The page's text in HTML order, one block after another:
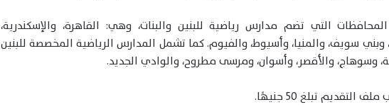
التي تضم مدارس رياضية للبنين والبنات، وهي: القاهرة، والإسكندرية،
وبني سويف، والمنيا، وأسيوط، والفيوم. كما تشمل المدارس الرياضية المخصصة للبنين
وسوهاج، والأقصر، وأسوان، ومرسى مطروح، والوادي الجديد.
تبلغ 50 جنيهًا.